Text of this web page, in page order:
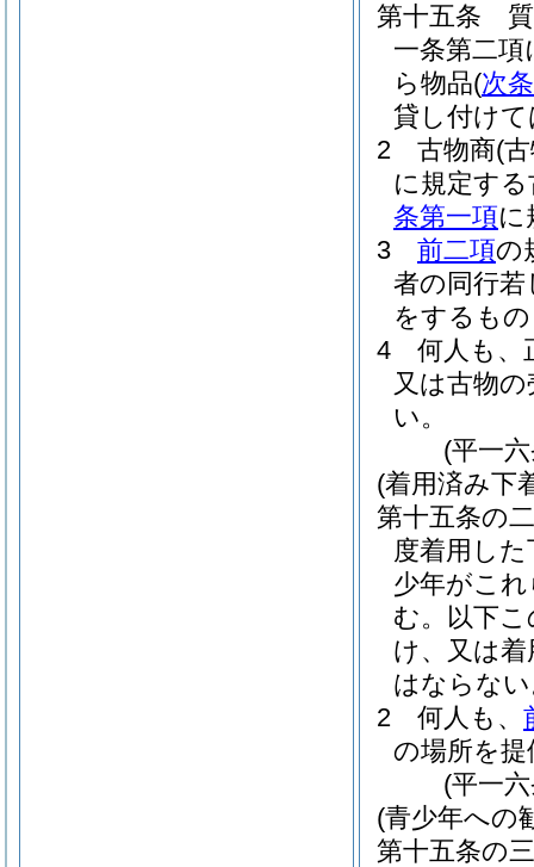
第十五条
一条第二
ら物品(次
貸し付け
2
古物商(
に規定す
条第一項に
3
前二項の
者の同行
をするも
4
何人も、
又は古物
い。
(平一
(着用済み下
第十五条の二
度着用し
少年がこ
む。以下
け、又は
はならな
2
何人も、
の場所を
(平一
(青少年への
第十五条の三